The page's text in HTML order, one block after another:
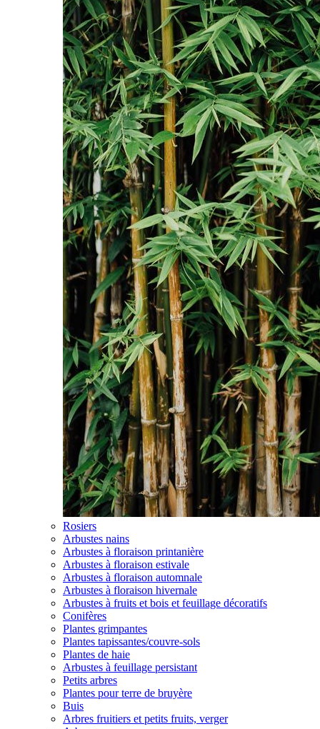
Rosiers
Arbustes nains
Arbustes à floraison printanière
Arbustes à floraison estivale
Arbustes à floraison automnale
Arbustes à floraison hivernale
Arbustes à fruits et bois et feuillage décoratifs
Conifères
Plantes grimpantes
Plantes tapissantes/couvre-sols
Plantes de haie
Arbustes à feuillage persistant
Petits arbres
Plantes pour terre de bruyère
Buis
Arbres fruitiers et petits fruits, verger